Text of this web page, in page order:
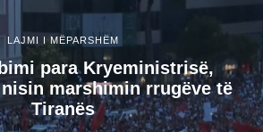
LAJMI I MËPARSHËM
para Kryeministrisë,
marshimin rrugëve të
Tiranës